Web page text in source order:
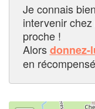
Je connais
intervenir
proche !
Alorsdonnez-
en